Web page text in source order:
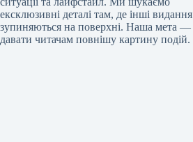
ексклюзивні деталі там, де інші видання
зупиняються на поверхні. Наша мета —
давати читачам повнішу картину подій.